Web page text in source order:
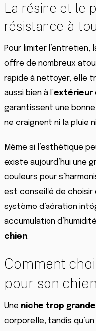
La résine et le
résistance à
Pour limiter l’entretien,
offre de nombreux
rapide à nettoyer, elle
aussi bien à l’extérieur
garantissent une
ne craignent ni la pluie
Même si l’esthétique
existe aujourd’hui une
couleurs pour
est conseillé de choisir
système d’aération
accumulation
chien.
Comment
pour son
Une niche trop grande
corporelle, tandis qu’un